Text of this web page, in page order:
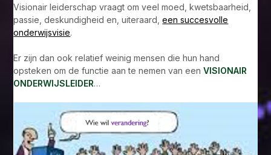
Visionair leiderschap vraagt om veel moed, kwetsbaarheid,
passie, deskundigheid en, uiteraard,een succesvolle
onderwijsvisie.
Er zijn dan ook relatief weinig mensen die hun hand
opsteken om de functie aan te nemen van eenVISIONAIR
ONDERWIJSLEIDER…